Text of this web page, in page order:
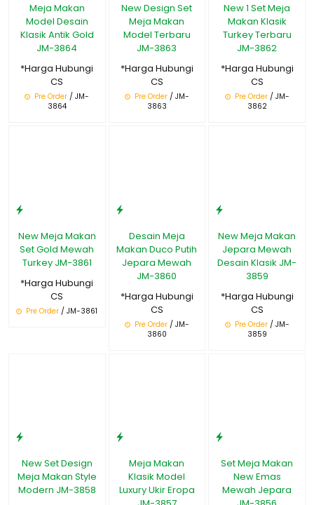
Meja Makan
Model Desain
Klasik Antik Gold
JM-3864
*Harga Hubungi
CS
Pre Order / JM-
3864
New Design Set
Meja Makan
Model Terbaru
JM-3863
*Harga Hubungi
CS
Pre Order/ JM-
3863
New 1 Set Meja
Makan Klasik
Turkey Terbaru
JM-3862
*Harga Hubungi
CS
Pre Order/ JM-
3862
New Meja Makan
Set Gold Mewah
Turkey JM-3861
*Harga Hubungi
CS
Pre Order / JM-3861
Desain Meja
Makan Duco Putih
Jepara Mewah
JM-3860
*Harga Hubungi
CS
Pre Order/ JM-
3860
New Meja Makan
Jepara Mewah
Desain Klasik JM-
3859
*Harga Hubungi
CS
Pre Order/ JM-
3859
New Set Design
Meja Makan Style
Modern JM-3858
Meja Makan
Klasik Model
Luxury Ukir Eropa
Set Meja Makan
New Emas
Mewah Jepara